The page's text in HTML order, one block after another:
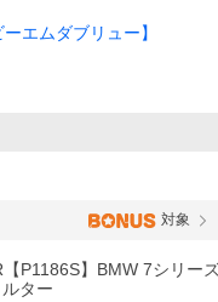
エムダブリュー】
対象
P1186S】BMW 7シリー
ター